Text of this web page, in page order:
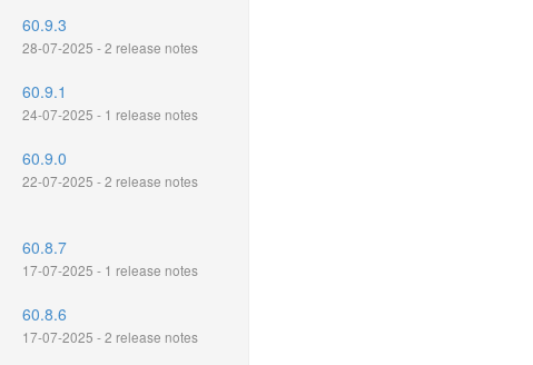
60.9.3
28-07-2025 - 2 release notes
60.9.1
24-07-2025 - 1 release notes
60.9.0
22-07-2025 - 2 release notes
60.8.7
17-07-2025 - 1 release notes
60.8.6
17-07-2025 - 2 release notes